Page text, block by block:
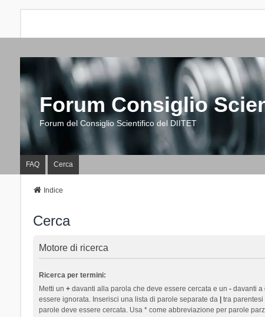
Forum Consiglio
Forum del Consiglio Scientifico del DIITET
FAQ Cerca
Indice
Cerca
Motore di ricerca
Ricerca per termini:
Metti un +davanti alla parola che deve essere cercata e un -davanti a
essere ignorata. Inserisci una lista di parole separate da |tra parentesi
parole deve essere cercata. Usa * come abbreviazione per parole